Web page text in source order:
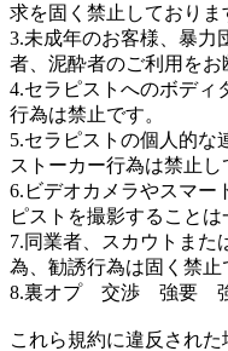
求を固く禁止しておりま
3.未成年のお客様、暴力
者、泥酔者のご利用をお
4.セラピストへのボディ
行為は禁止です。
5.セラピストの個人的な
ストーカー行為は禁止し
6.ビデオカメラやスマー
ピストを撮影することは
7.同業者、スカウトまた
為、勧誘行為は固く禁止
8.裏オプ 交渉 強要 強
これら規約に違反され